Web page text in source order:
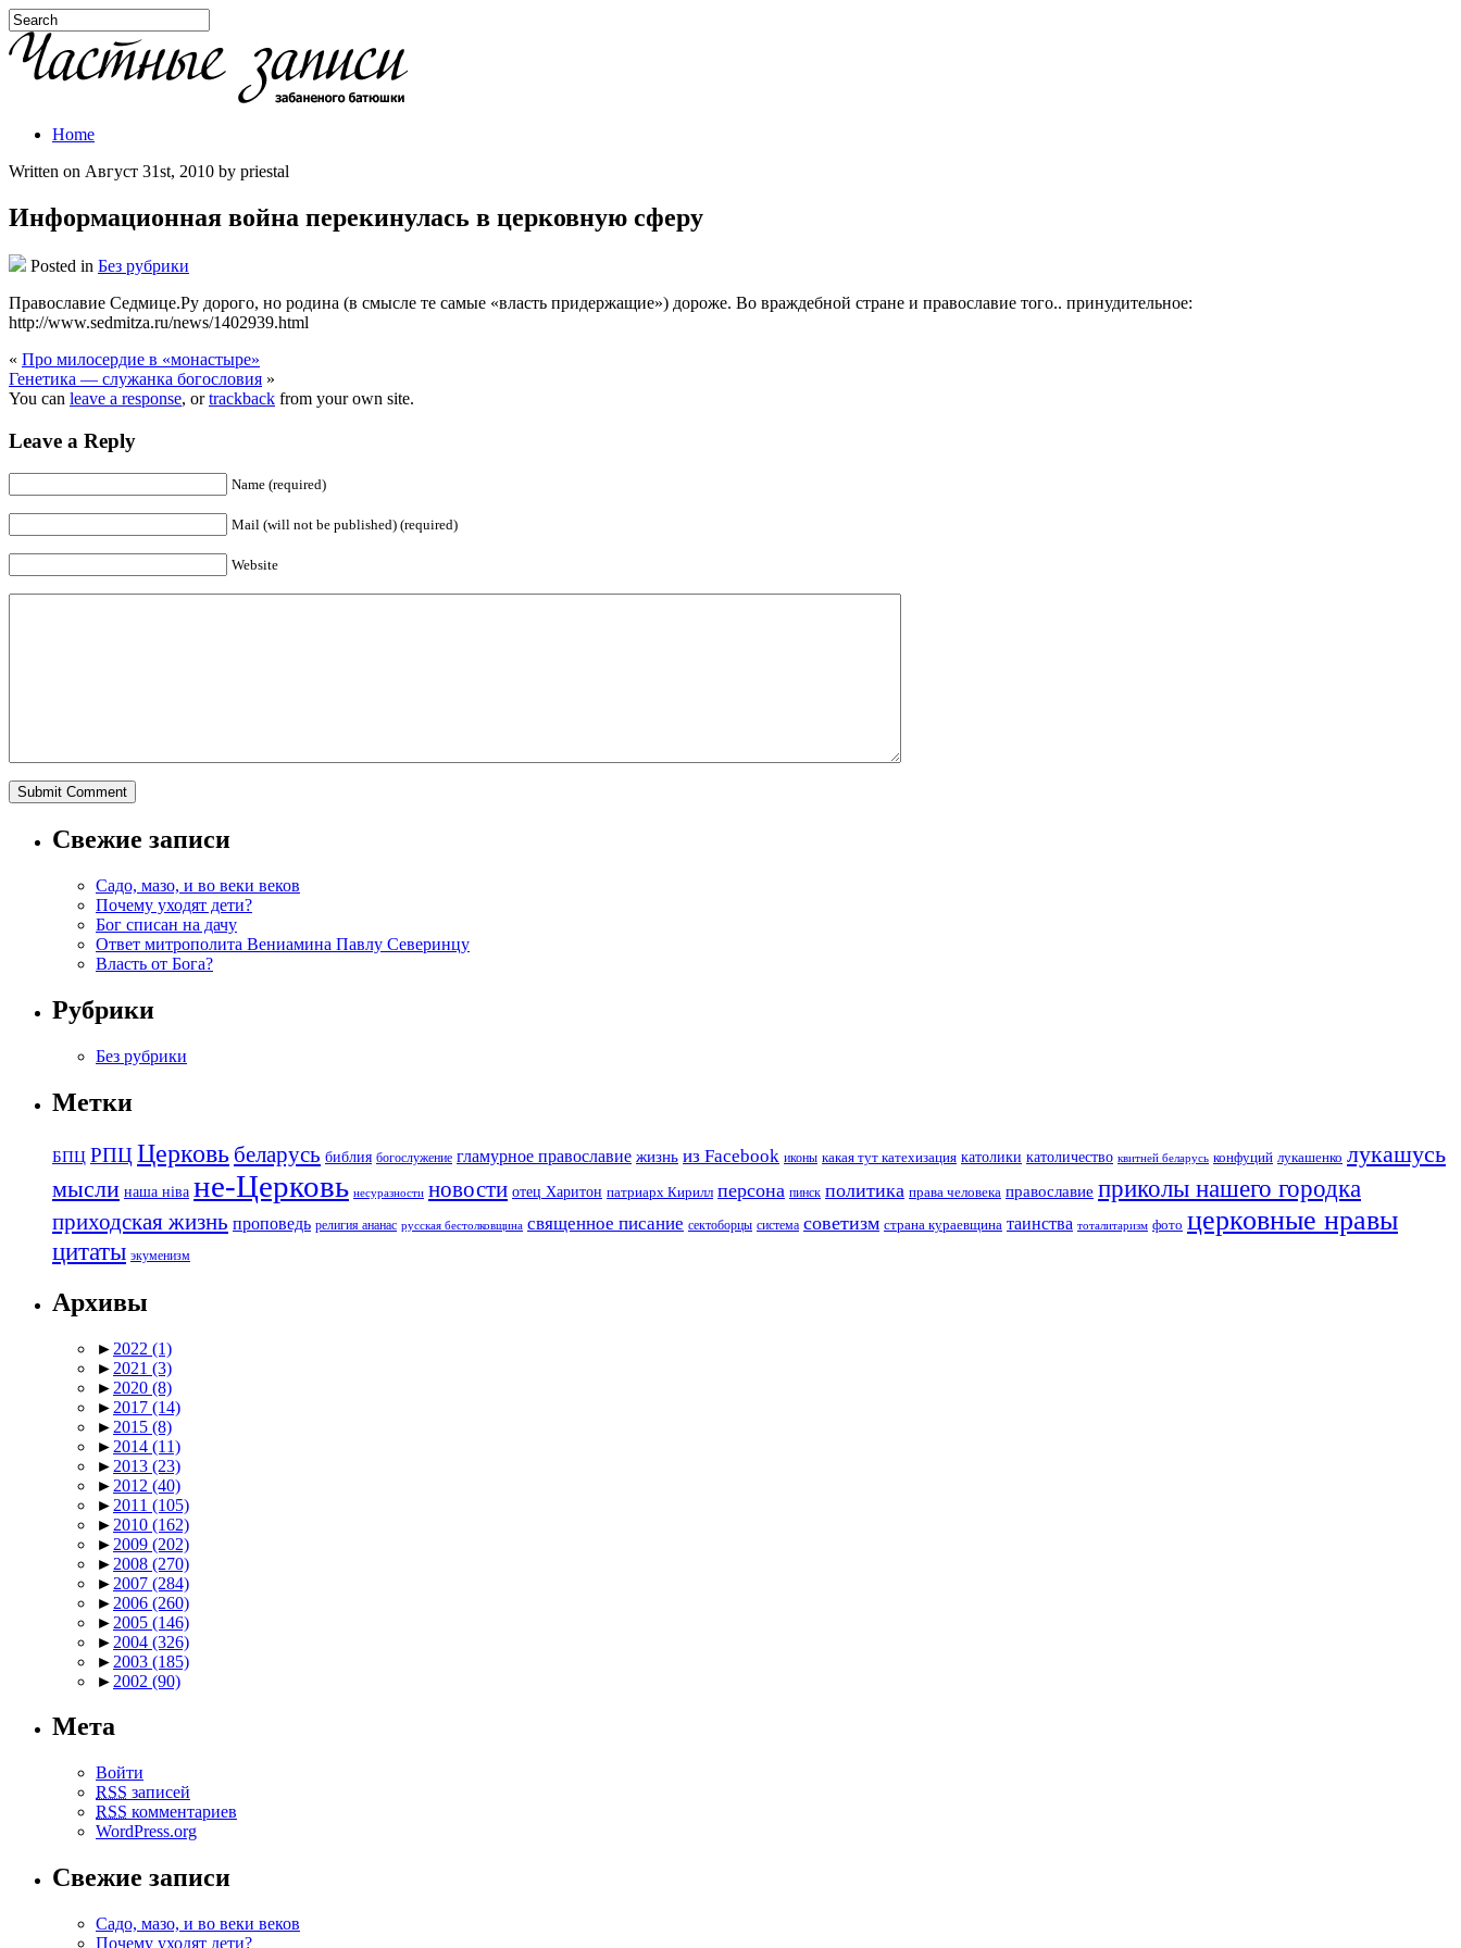
Home
Written on Август 31st, 2010 by priestal
Информационная война перекинулась в церковную сферу
Posted in Без рубрики
Православие Седмице.Ру дорого, но родина (в смысле те самые «власть придержащие») дороже. Во враждебной стране и православие того.. принудительное:
http://www.sedmitza.ru/news/1402939.html
« Про милосердие в «монастыре»
Генетика — служанка богословия »
You can leave a response, ortrackback from your own site.
Leave a Reply
Name (required)
Mail (will not be published) (required)
Website
Свежие записи
Садо, мазо, и во веки веков
Почему уходят дети?
Бог списан на дачу
Ответ митрополита Вениамина Павлу Северинцу
Власть от Бога?
Рубрики
Без рубрики
Метки
БПЦ РПЦ Церковь беларусь библия богослужение гламурное православие жизнь из Facebook иконы какая тут катехизация католики католичество квитней беларусь конфуций лукашенко лукашусь
мысли наша ніва не-Церковь несуразности новости отец Харитон патриарх Кирилл персона пинск политика права человека православие приколы нашего городка
приходская жизнь проповедь религия ананас русская бестолковщина священное писание сектоборцы система советизм страна кураевщина таинства тоталитаризм фото церковные нравы
цитаты экуменизм
Архивы
► 2022 (1)
► 2021 (3)
► 2020 (8)
► 2017 (14)
► 2015 (8)
► 2014 (11)
► 2013 (23)
► 2012 (40)
► 2011 (105)
► 2010 (162)
► 2009 (202)
► 2008 (270)
► 2007 (284)
► 2006 (260)
► 2005 (146)
► 2004 (326)
► 2003 (185)
► 2002 (90)
Мета
Войти
RSS записей
RSS комментариев
WordPress.org
Свежие записи
Садо, мазо, и во веки веков
Почему уходят дети?